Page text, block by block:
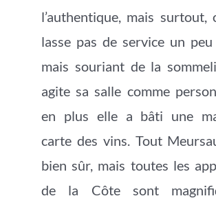
l’authentique, mais surtout,
lasse pas de service un
mais souriant de la
agite sa salle comme
en plus elle a bâti une
carte des vins. Tout
bien sûr, mais toutes les
de la Côte sont